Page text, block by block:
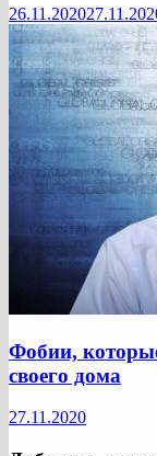
26.11.2020
Фобии,
своего дома
27.11.2020